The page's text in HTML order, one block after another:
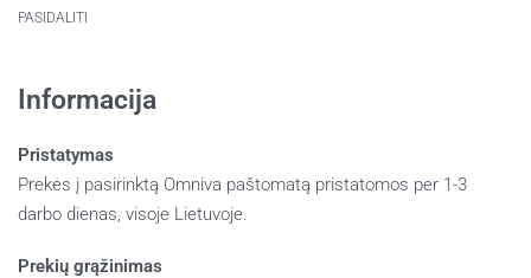
PASIDALITI
Informacija
Pristatymas
Prekės į pasirinktą Omniva paštomatą pristatomos per 1-3
darbo dienas, visoje Lietuvoje.
Prekių grąžinimas